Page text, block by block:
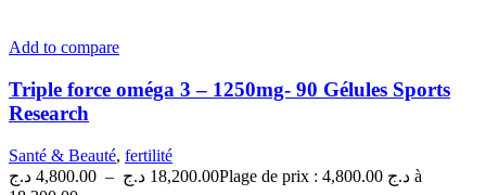
Add to compare
Triple force oméga 3 – 1250mg- 90 Gélules Sports
Research
Santé & Beauté, fertilité
4,800.00 د.ج – 18,200.00 د.ج
Plage de prix : 4,800.00 د.ج à